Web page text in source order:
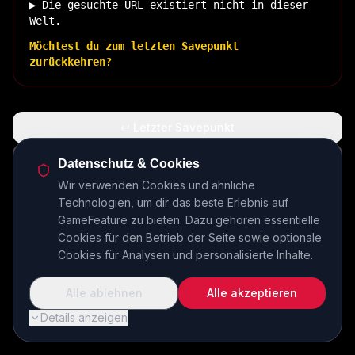
▶ Die gesuchte URL existiert nicht in dieser
Welt.
Möchtest du zum letzten Savepunkt
zurückkehren?
🏠 Zurück zur Basis
INSERT COIN TO CONTINUE...
Datenschutz & Cookies
Wir verwenden Cookies und ähnliche
Technologien, um dir das beste Erlebnis auf
GameFeature zu bieten. Dazu gehören essentielle
Cookies für den Betrieb der Seite sowie optionale
Cookies für Analysen und personalisierte Inhalte.
Details anzeigen
Alle ablehnen Alle akzeptieren